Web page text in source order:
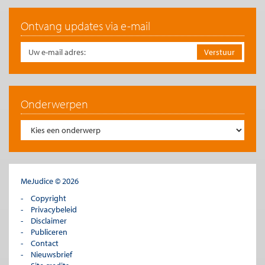
Ontvang updates via e-mail
Onderwerpen
MeJudice © 2026
Copyright
Privacybeleid
Disclaimer
Publiceren
Contact
Nieuwsbrief